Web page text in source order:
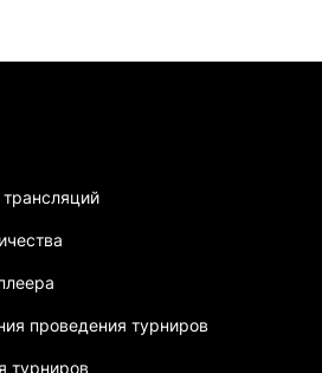
проведения турниров
турниров